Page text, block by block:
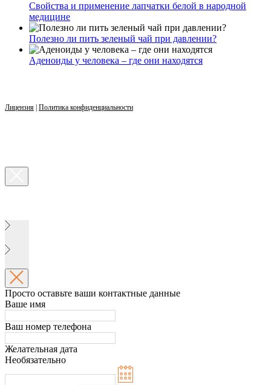
Свойства и применение лапчатки белой в народной
медицине
Полезно ли пить зеленый чай при давлении?
Аденоиды у человека – где они находятся
Лицензия Политика конфиденциальности
Просто оставьте ваши контактные данные
Ваше имя
Ваш номер телефона
Желательная дата
Необязательно